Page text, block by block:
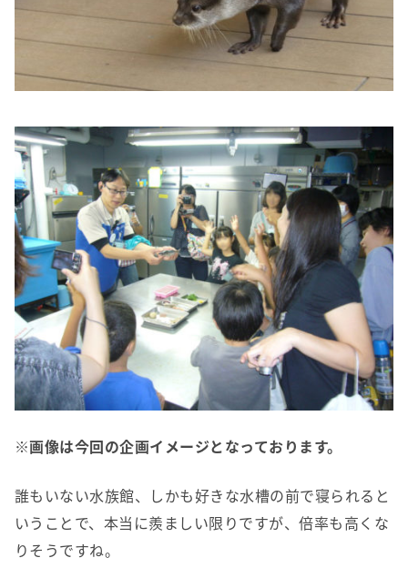
※画像は今回の企画イメージとなっております。
誰もいない水族館、しかも好きな水槽の前で寝られると
いうことで、本当に羨ましい限りですが、倍率も高くな
りそうですね。